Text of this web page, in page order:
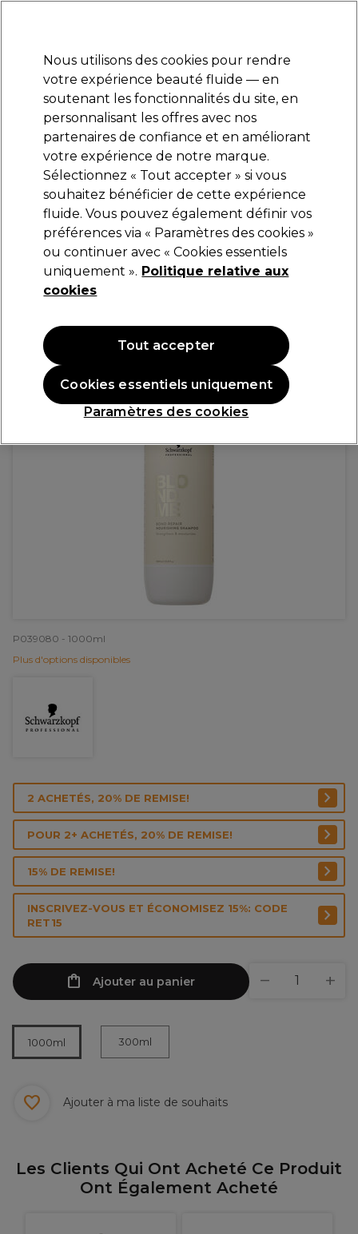
Se connecter
Marques Bons plans Coiffure Electro et Matériel
Livraison et délais
lire la suite
Schwarzkopf Professional
Schwarzkopf Professional Blond Me Bond
Repair Shampooing Nourrissant 1000ml
46,41 €54,60 €
P039080 - 1000ml
Plus d'options disponibles
2 ACHETÉS, 20% DE REMISE!
POUR 2+ ACHETÉS, 20% DE REMISE!
15% DE REMISE!
INSCRIVEZ-VOUS ET ÉCONOMISEZ 15%: CODE
RET15
Ajouter au panier
1000ml 300ml
Ajouter à ma liste de souhaits
Les Clients Qui Ont Acheté Ce Produit
Ont Également Acheté
Nous utilisons des cookies pour rendre
votre expérience beauté fluide — en
soutenant les fonctionnalités du site, en
personnalisant les offres avec nos
partenaires de confiance et en améliorant
votre expérience de notre marque.
Sélectionnez « Tout accepter » si vous
souhaitez bénéficier de cette expérience
fluide. Vous pouvez également définir vos
préférences via « Paramètres des cookies »
ou continuer avec « Cookies essentiels
uniquement ». Politique relative aux
cookies
Paramètres des cookies
Cookies essentiels uniquement
Tout accepter